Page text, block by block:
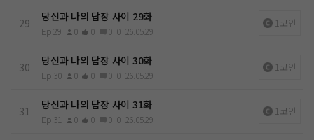
29 당신과 나의 답장 사이 29화
Ep.29 0 0 0 0 26.05.29
1코인
30 당신과 나의 답장 사이 30화
Ep.30 0 0 0 0 26.05.29
1코인
31 당신과 나의 답장 사이 31화
Ep.31 0 0 0 0 26.05.29
1코인